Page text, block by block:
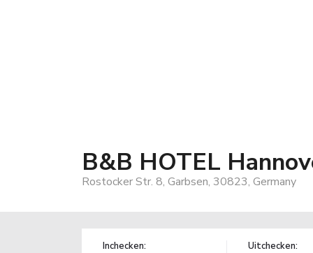
B&B HOTEL
Rostocker Str. 8, Garbsen, 30823, Germany
Inchecken: Uitchecken: